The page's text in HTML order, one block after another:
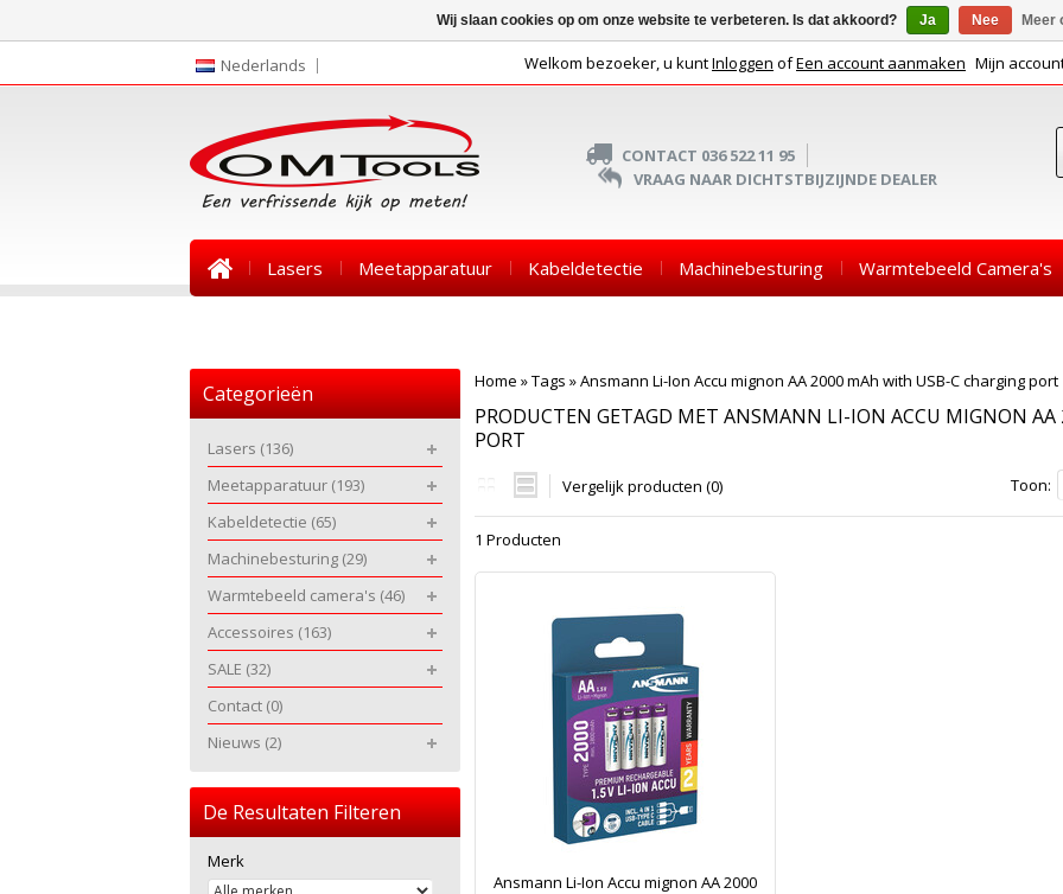
Nederlands Welkom bezoeker, u kuntInloggen ofEen account aanmaken Mijn
CONTACT 036 522 11 95
VRAAG NAAR DICHTSTBIJZIJNDE DEALER
Lasers Meetapparatuur Kabeldetectie Machinebesturing Warmtebeeld Camera's
Home »Tags »Ansmann Li-Ion Accu mignon AA 2000 mAh with USB-C charging port
PRODUCTEN GETAGD MET ANSMANN LI-ION ACCU MIGNON
PORT
Vergelijk producten (0) Toon:
1 Producten
Ansmann Li-Ion Accu mignon AA 2000
Categorieën
Lasers (136)
Meetapparatuur (193)
Kabeldetectie (65)
Machinebesturing (29)
Warmtebeeld camera's (46)
Accessoires (163)
SALE (32)
Contact (0)
Nieuws (2)
De Resultaten Filteren
Merk
Wij slaan cookies op om onze website te verbeteren. Is dat akkoord? Ja Nee Meer